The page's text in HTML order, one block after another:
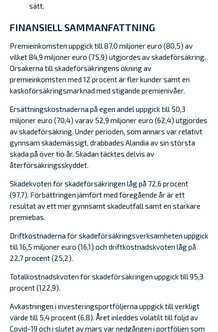
sätt.
FINANSIELL SAMMANFATTNING
Premieinkomsten uppgick till 87,0 miljoner euro (80,5) av
vilket 84,9 miljoner euro (75,9) utgjordes av skadeförsäkring.
Orsakerna till skadeförsäkringens ökning av
premieinkomsten med 12 procent är fler kunder samt en
kaskoförsäkringsmarknad med stigande premienivåer.
Ersättningskostnaderna på egen andel uppgick till 50,3
miljoner euro (70,4) varav 52,9 miljoner euro (62,4) utgjordes
av skadeförsäkring. Under perioden, som annars var relativt
gynnsam skademässigt, drabbades Alandia av sin största
skada på över tio år. Skadan täcktes delvis av
återförsäkringsskyddet.
Skadekvoten för skadeförsäkringen låg på 72,6 procent
(97,7). Förbättringen jämfört med föregående år är ett
resultat av ett mer gynnsamt skadeutfall samt en starkare
premiebas.
Driftkostnaderna för skadeförsäkringsverksamheten uppgick
till 16,5 miljoner euro (16,1) och driftkostnadskvoten låg på
22,7 procent (25,2).
Totalkostnadskvoten för skadeförsäkringen uppgick till 95,3
procent (122,9).
Avkastningen i investeringsportföljerna uppgick till verkligt
värde till 5,4 procent (6,8). Året inleddes volatilt till följd av
Covid-19 och i slutet av mars var nedgången i portföljen som